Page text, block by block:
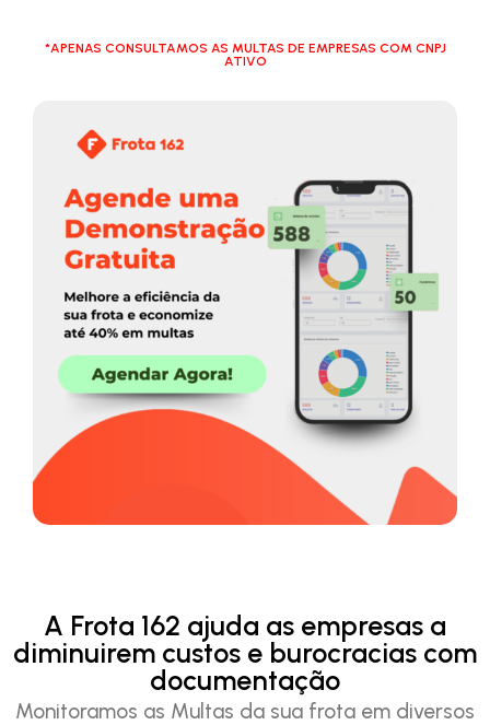
*APENAS CONSULTAMOS AS MULTAS DE EMPRESAS COM CNPJ
ATIVO
A Frota 162 ajuda as empresas a
diminuirem custos e burocracias com
documentação
Monitoramos as Multas da sua frota em diversos